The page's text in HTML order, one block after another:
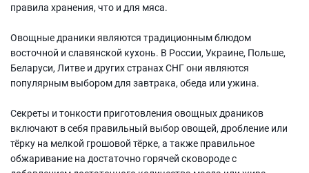
правила хранения, что и для мяса.
Овощные драники являются традиционным блюдом
восточной и славянской кухонь. В России, Украине, Польше,
Беларуси, Литве и других странах СНГ они являются
популярным выбором для завтрака, обеда или ужина.
Секреты и тонкости приготовления овощных драников
включают в себя правильный выбор овощей, дробление или
тёрку на мелкой грошовой тёрке, а также правильное
обжаривание на достаточно горячей сковороде с